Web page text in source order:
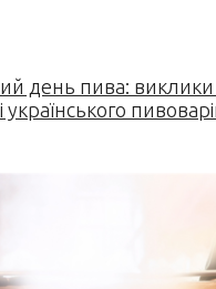
день пива: виклики